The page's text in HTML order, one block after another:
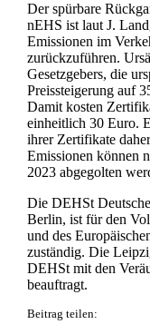
Der spürbare
nEHS ist laut J.
Emissionen im
zurückzuführen.
Gesetzgebers, die
Preissteigerung auf
Damit kosten
einheitlich 30 Euro.
ihrer Zertifikate
Emissionen können
2023 abgegolten
Die DEHSt
Berlin, ist für den
und des
zuständig. Die
DEHSt mit den
beauftragt.
Beitrag teilen: